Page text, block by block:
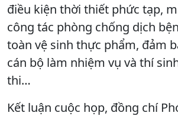
điều kiện thời thiết phức tạp,
công tác phòng chống dịch
toàn vệ sinh thực phẩm, đảm
cán bộ làm nhiệm vụ và thí
thi…
Kết luận cuộc họp, đồng chí